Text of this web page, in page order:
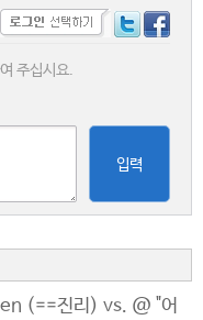
주십시요.
입력
(==진리) vs. @ "어